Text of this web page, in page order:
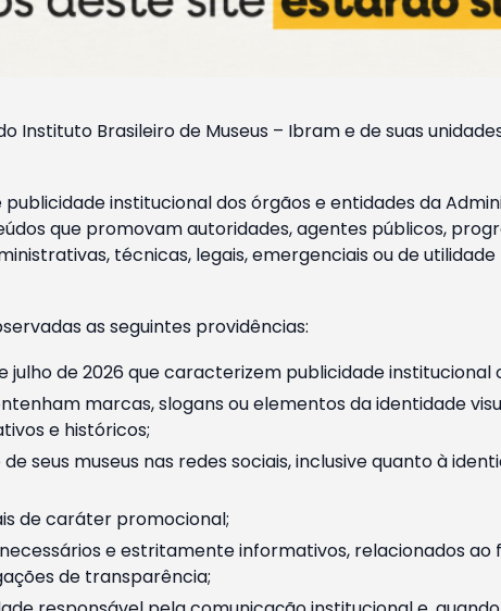
Instituto Brasileiro de Museus – Ibram e de suas
institucional dos órgãos e entidades da
que promovam autoridades, agentes públicos,
técnicas, legais, emergenciais ou de
as seguintes providências:
de 2026 que caracterizem publicidade institucional
marcas, slogans ou elementos da identidade
e históricos;
seus museus nas redes sociais, inclusive quanto à
de caráter promocional;
e estritamente informativos, relacionados ao
de transparência;